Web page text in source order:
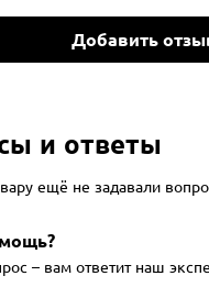
Добавить
и ответы
ещё не задавали
– вам ответит наш